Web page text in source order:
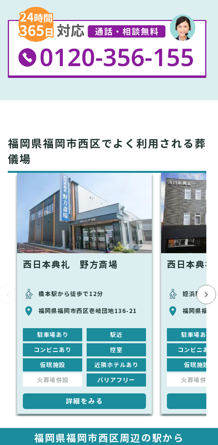
福岡県福岡市西区でよく利用される葬
儀場
西日本典礼 野方斎場
橋本駅から徒歩で12分
福岡県福岡市西区壱岐団地136-21
駐車場あり 駅近
コンビニあり 控室
仮眠施設 近隣ホテルあり
火葬場併設 バリアフリー
詳細をみる
西日本典
姪浜駅から
福岡県福岡
駐車場あり
コンビニあり
仮眠施設
火葬場併設
福岡県福岡市西区周辺の駅から